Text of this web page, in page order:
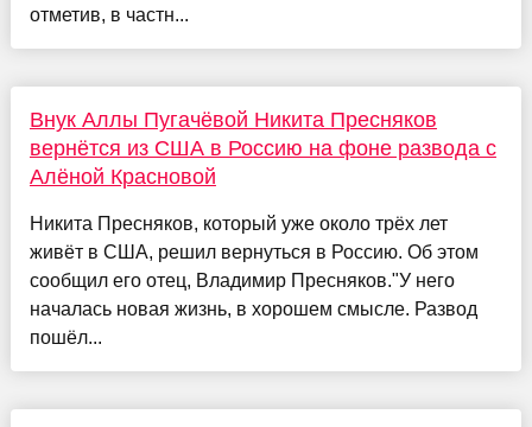
отметив, в частн...
Внук Аллы Пугачёвой Никита Пресняков
вернётся из США в Россию на фоне развода с
Алёной Красновой
Никита Пресняков, который уже около трёх лет
живёт в США, решил вернуться в Россию. Об этом
сообщил его отец, Владимир Пресняков."У него
началась новая жизнь, в хорошем смысле. Развод
пошёл...